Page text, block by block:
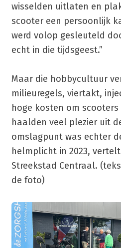
wisselden uitlaten en
scooter een persoonlijk
werd volop gesleuteld
echt in die tijdsgeest.”
Maar die hobbycultuur
milieuregels, viertakt,
hoge kosten om
haalden veel plezier uit
omslagpunt was echter
helmplicht in 2023,
Streekstad Centraal.
de foto)